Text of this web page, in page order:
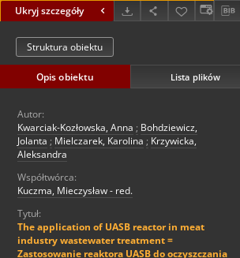
Ukryj szczegóły
Struktura obiektu
Opis obiektu Lista plików
Autor:
Kwarciak-Kozłowska, Anna ; Bohdziewicz,
Jolanta ; Mielczarek, Karolina ; Krzywicka,
Aleksandra
Współtwórca:
Kuczma, Mieczysław - red.
Tytuł:
The application of UASB reactor in meat
industry wastewater treatment =
Zastosowanie reaktora UASB do oczyszczania